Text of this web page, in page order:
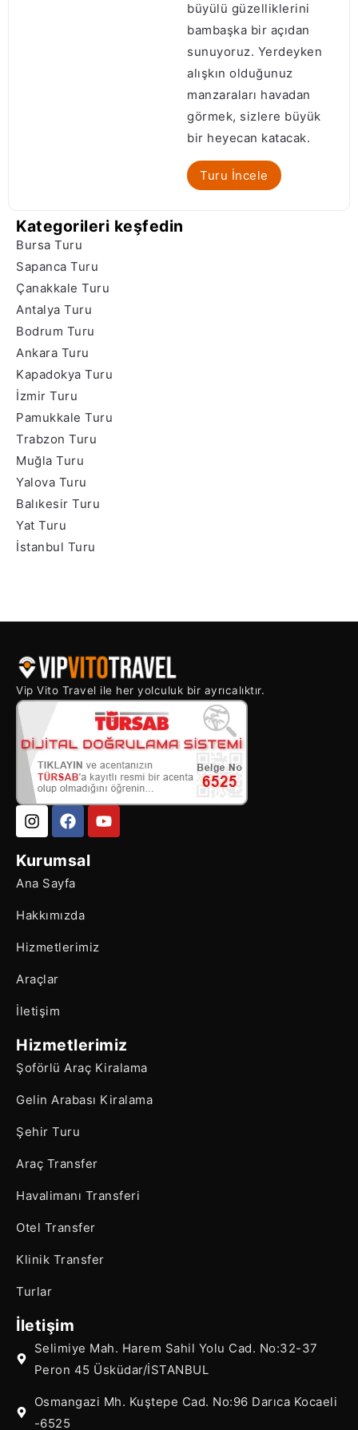
büyülü güzelliklerini
bambaşka bir açıdan
sunuyoruz. Yerdeyken
alışkın olduğunuz
manzaraları havadan
görmek, sizlere büyük
bir heyecan katacak.
Turu İncele
Kategorileri keşfedin
Bursa Turu
Sapanca Turu
Çanakkale Turu
Antalya Turu
Bodrum Turu
Ankara Turu
Kapadokya Turu
İzmir Turu
Pamukkale Turu
Trabzon Turu
Muğla Turu
Yalova Turu
Balıkesir Turu
Yat Turu
İstanbul Turu
Vip Vito Travel ile her yolculuk bir ayrıcalıktır.
Kurumsal
Ana Sayfa
Hakkımızda
Hizmetlerimiz
Araçlar
İletişim
Hizmetlerimiz
Şoförlü Araç Kiralama
Gelin Arabası Kiralama
Şehir Turu
Araç Transfer
Havalimanı Transferi
Otel Transfer
Klinik Transfer
Turlar
İletişim
Selimiye Mah. Harem Sahil Yolu Cad. No:32-37
Peron 45 Üsküdar/İSTANBUL
Osmangazi Mh. Kuştepe Cad. No:96 Darıca Kocaeli
-6525